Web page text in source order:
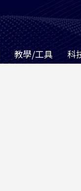
教學/工具 科